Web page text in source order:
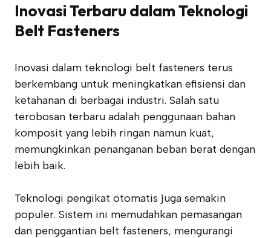
Inovasi Terbaru dalam Teknologi
Belt Fasteners
Inovasi dalam teknologi belt fasteners terus
berkembang untuk meningkatkan efisiensi dan
ketahanan di berbagai industri. Salah satu
terobosan terbaru adalah penggunaan bahan
komposit yang lebih ringan namun kuat,
memungkinkan penanganan beban berat dengan
lebih baik.
Teknologi pengikat otomatis juga semakin
populer. Sistem ini memudahkan pemasangan
dan penggantian belt fasteners, mengurangi